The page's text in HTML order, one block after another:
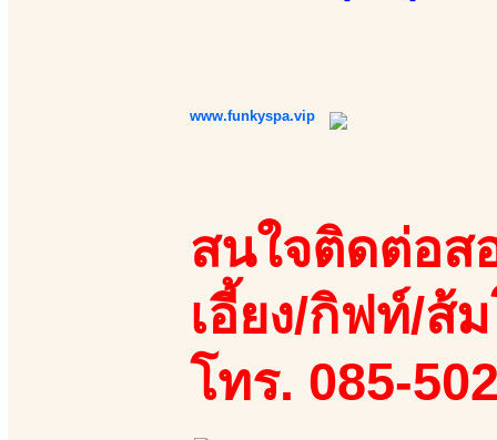
www.funkyspa.vip
สนใจติดต่อส
เอี้ยง/กิฟท์/ส้
โทร. 085-